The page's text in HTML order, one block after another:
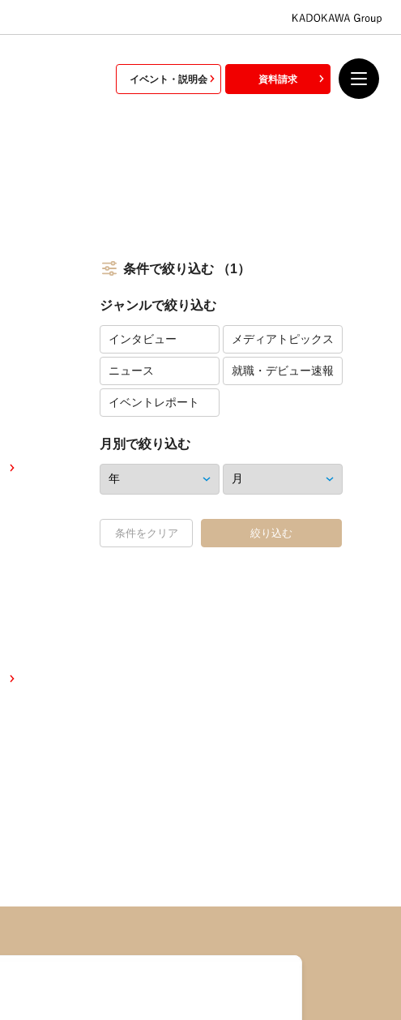
イベント・説明会 資料請求
条件で絞り込む （1）
ジャンルで絞り込む
インタビュー メディアトピックス
ニュース 就職・デビュー速報
イベントレポート
月別で絞り込む
条件をクリア 絞り込む